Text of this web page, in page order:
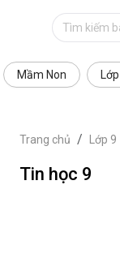
Mầm Non
Trang chủ Lớp 9
Tin học 9